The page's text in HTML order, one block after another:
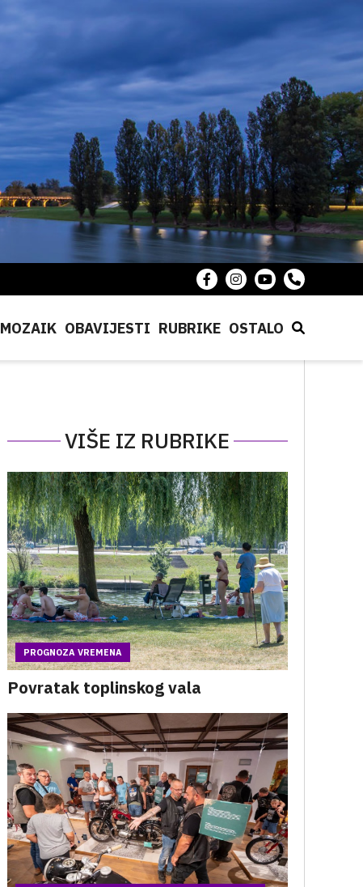
MOZAIK OBAVIJESTI RUBRIKE OSTALO
VIŠE IZ RUBRIKE
PROGNOZA VREMENA
Povratak toplinskog vala